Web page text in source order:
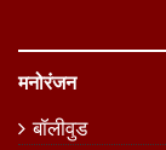
मनोरंजन
बॉलीवुड